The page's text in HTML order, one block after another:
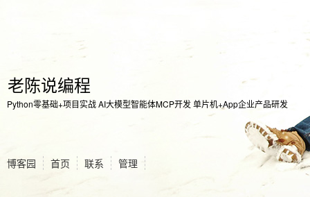
老陈说编程
Python零基础+项目实战 AI大模型智能体MCP开发 单片机+App企业产品研发
博客园 首页 联系 管理